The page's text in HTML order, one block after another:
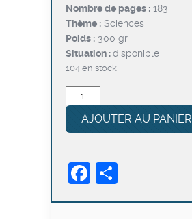
Nombre de pages : 183
Thème : Sciences
Poids : 300 gr
Situation :disponible
104 en stock
quantité
de
les
Religions
AJOUTER AU PANIER
Facebook